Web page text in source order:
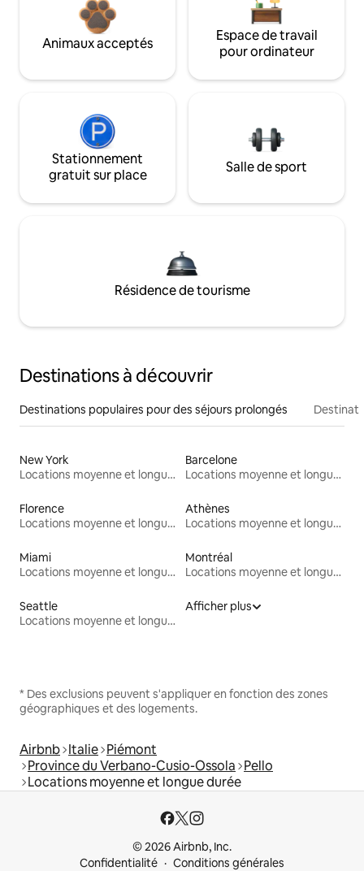
Animaux acceptés
Espace de travail
pour ordinateur
Stationnement
gratuit sur place
Salle de sport
Résidence de tourisme
Destinations à découvrir
Destinations populaires pour des séjours prolongés
New York
Locations moyenne et longue durée
Barcelone
Locations moyenne et longue durée
Florence
Locations moyenne et longue durée
Athènes
Locations moyenne et longue durée
Miami
Locations moyenne et longue durée
Montréal
Locations moyenne et longue durée
Seattle
Locations moyenne et longue durée
Afficher plus
* Des exclusions peuvent s'appliquer en fonction des zones
géographiques et des logements.
Airbnb Italie Piémont
Province du Verbano-Cusio-Ossola Pello
Locations moyenne et longue durée
© 2026 Airbnb, Inc.
Confidentialité
Conditions générales